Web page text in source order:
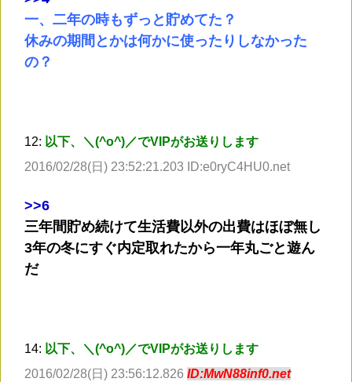
一、二年の時もずっと貯めてた？
休みの期間とかは何かに使ったりしなかった
の？
12: 以下、＼(^o^)／でVIPがお送りします
2016/02/28(日) 23:52:21.203 ID:e0ryC4HU0.net
>>6
三年間貯め続けて生活費以外の出費はほぼ無し
3年の冬にすぐ内定取れたから一年丸ごと遊ん
だ
14: 以下、＼(^o^)／でVIPがお送りします
2016/02/28(日) 23:56:12.826 ID:MwN88inf0.net